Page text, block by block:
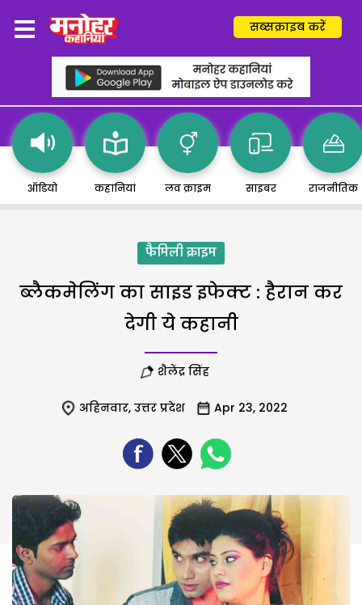
सब्सक्राइब करें
ऑडियो कहानियां लव क्राइम साइबर राजनीतिक
फैमिली क्राइम
ब्लैकमेलिंग का साइड इफेक्ट : हैरान कर
देगी ये कहानी
शैलेंद्र सिंह
अहिनवार, उत्तर प्रदेश Apr 23, 2022